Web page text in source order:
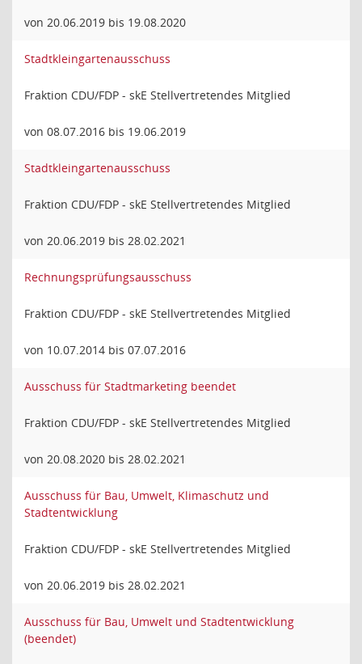
von 20.06.2019 bis 19.08.2020
Stadtkleingartenausschuss
Fraktion CDU/FDP - skE Stellvertretendes Mitglied
von 08.07.2016 bis 19.06.2019
Stadtkleingartenausschuss
Fraktion CDU/FDP - skE Stellvertretendes Mitglied
von 20.06.2019 bis 28.02.2021
Rechnungsprüfungsausschuss
Fraktion CDU/FDP - skE Stellvertretendes Mitglied
von 10.07.2014 bis 07.07.2016
Ausschuss für Stadtmarketing beendet
Fraktion CDU/FDP - skE Stellvertretendes Mitglied
von 20.08.2020 bis 28.02.2021
Ausschuss für Bau, Umwelt, Klimaschutz und
Stadtentwicklung
Fraktion CDU/FDP - skE Stellvertretendes Mitglied
von 20.06.2019 bis 28.02.2021
Ausschuss für Bau, Umwelt und Stadtentwicklung
(beendet)